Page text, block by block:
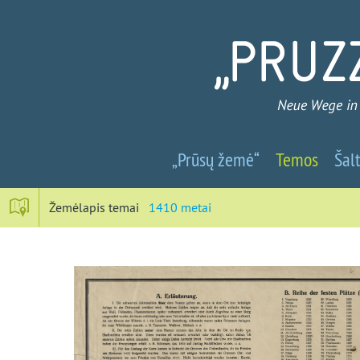
žemė
-
Nauji
keliai
į
„Prūsų žemė“ Temos
Žemėlapis temai 1410 metai